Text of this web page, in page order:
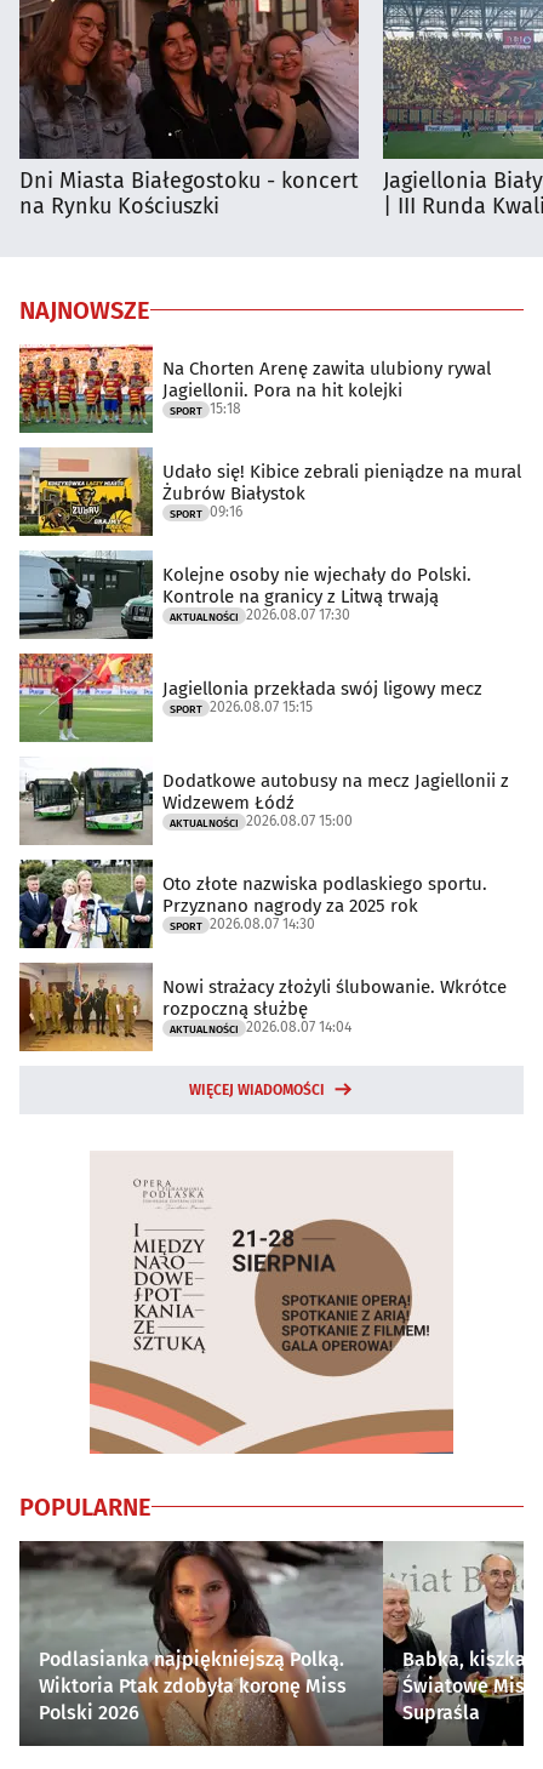
Dni Miasta Białegostoku - koncert
na Rynku Kościuszki
Jagiellonia
| III Runda
NAJNOWSZE
Na Chorten Arenę zawita ulubiony rywal
Jagiellonii. Pora na hit kolejki
SPORT 15:18
Udało się! Kibice zebrali pieniądze na mural
Żubrów Białystok
SPORT 09:16
Kolejne osoby nie wjechały do Polski.
Kontrole na granicy z Litwą trwają
AKTUALNOŚCI 2026.08.07 17:30
Jagiellonia przekłada swój ligowy mecz
SPORT 2026.08.07 15:15
Dodatkowe autobusy na mecz Jagiellonii z
Widzewem Łódź
AKTUALNOŚCI 2026.08.07 15:00
Oto złote nazwiska podlaskiego sportu.
Przyznano nagrody za 2025 rok
SPORT 2026.08.07 14:30
Nowi strażacy złożyli ślubowanie. Wkrótce
rozpoczną służbę
AKTUALNOŚCI 2026.08.07 14:04
WIĘCEJ WIADOMOŚCI
POPULARNE
Podlasianka najpiękniejszą Polką.
Wiktoria Ptak zdobyła koronę Miss
Polski 2026
Babka, kiszka i
Światowe
Supraśla